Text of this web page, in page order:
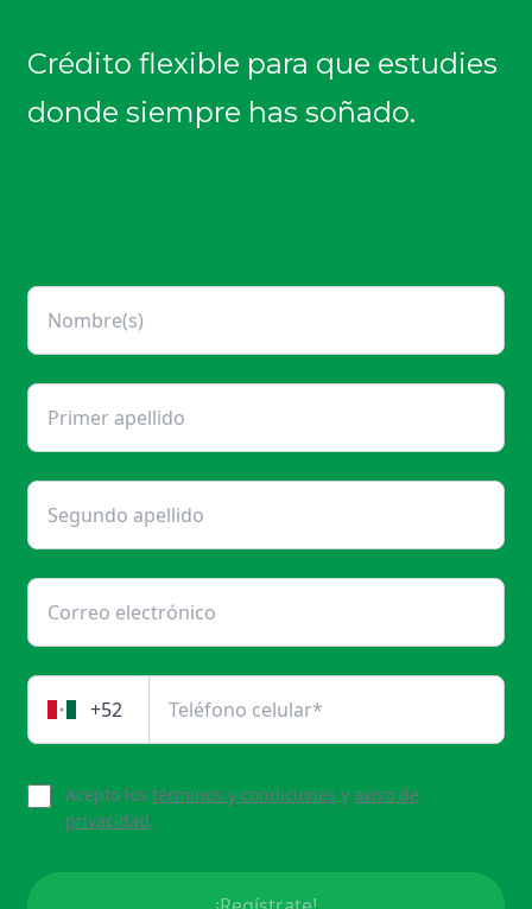
Crédito flexible para que estudies
donde siempre has soñado.